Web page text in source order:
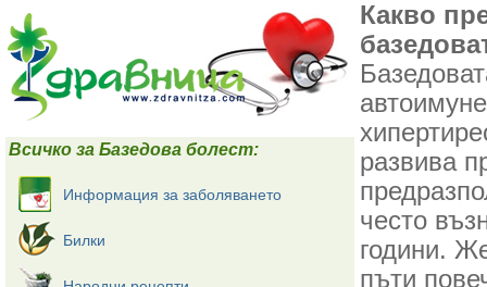
Всичко за Базедова болест:
Информация за заболяването
Билки
Какво
развива
често
години.
пъти